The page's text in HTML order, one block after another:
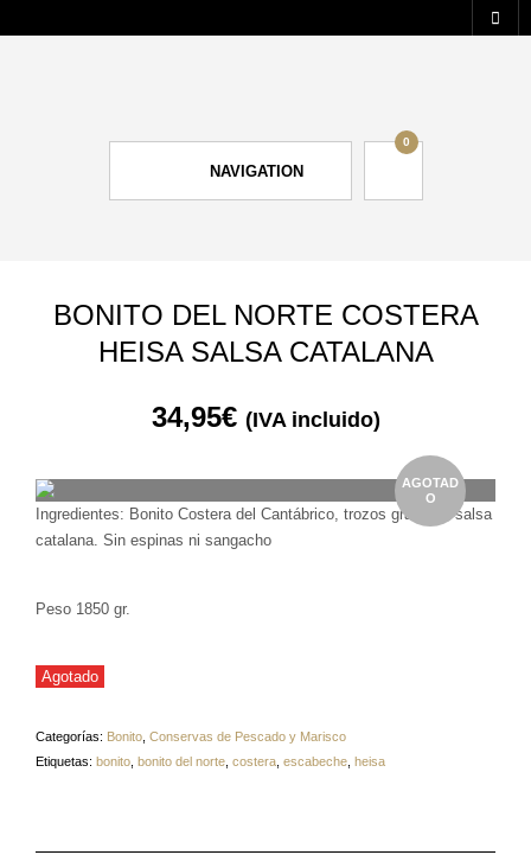
NAVIGATION
0
BONITO DEL NORTE COSTERA
HEISA SALSA CATALANA
34,95€ (IVA incluido)
AGOTAD
O
Ingredientes: Bonito Costera del Cantábrico, trozos grandes, salsa
catalana. Sin espinas ni sangacho
Peso 1850 gr.
Agotado
Categorías: Bonito Conservas de Pescado y Marisco
Etiquetas: bonito bonito del norte costera escabeche heisa